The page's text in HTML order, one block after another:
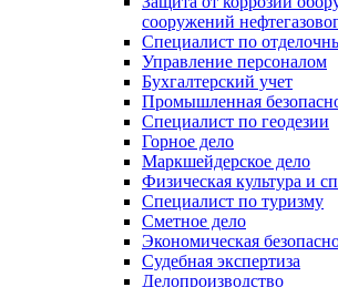
сооружений
Специалист по
Управление персоналом
Бухгалтерский учет
Промышленная
Специалист по геодезии
Горное дело
Маркшейдерское дело
Физическая культура и
Специалист по туризму
Сметное дело
Экономическая
Судебная экспертиза
Делопроизводство